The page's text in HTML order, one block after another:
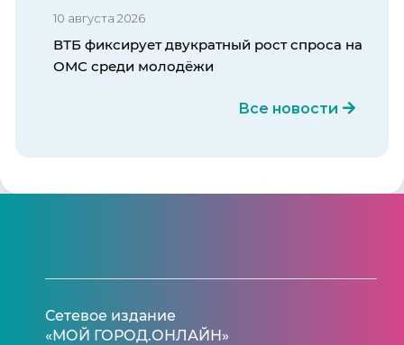
10 августа 2026
ВТБ фиксирует двукратный рост спроса на
ОМС среди молодёжи
Все новости
Сетевое издание
«МОЙ ГОРОД.ОНЛАЙН»